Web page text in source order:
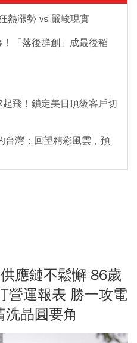
熱漲勢 vs 嚴峻現實
「落後群創」成最後稻
飛！鎖定美日頂級客戶切
台灣：回望精彩風雲，預
應鏈不鬆懈 86歲
營運報表 勝一攻電
晶圓要角